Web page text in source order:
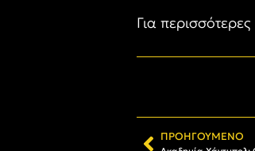
Για
ΠΡΟΗΓΟΎΜΕΝΟ